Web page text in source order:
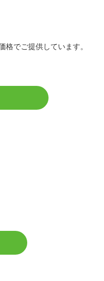
でご提供しています。